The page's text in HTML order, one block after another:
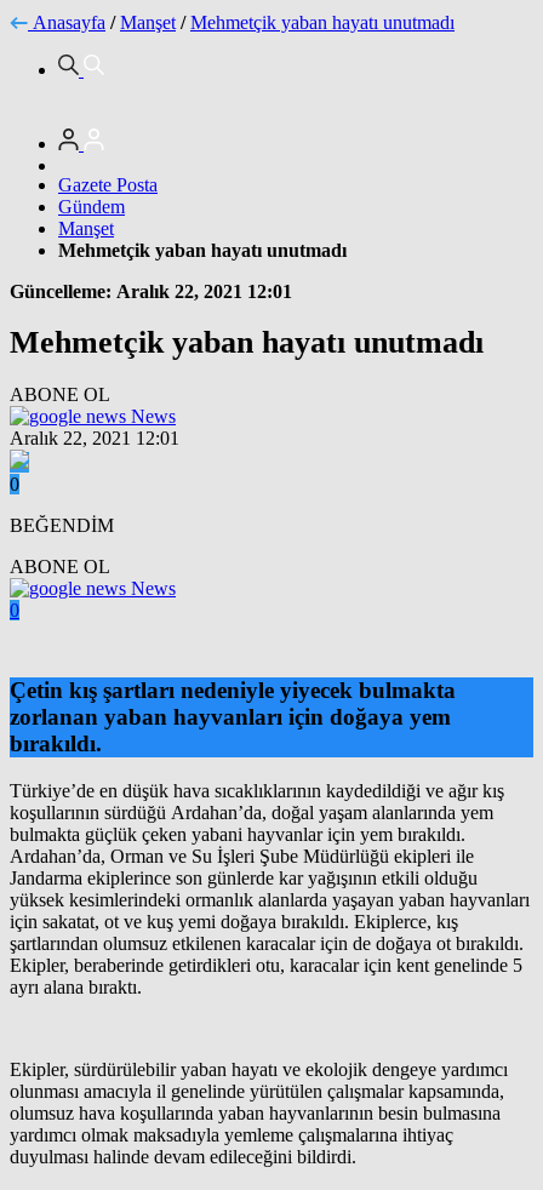
Anasayfa / Manşet / Mehmetçik yaban hayatı unutmadı
Gazete Posta
Gündem
Manşet
Mehmetçik yaban hayatı unutmadı
Güncelleme: Aralık 22, 2021 12:01
Mehmetçik yaban hayatı unutmadı
ABONE OL
News
Aralık 22, 2021 12:01
0
BEĞENDİM
ABONE OL
News
0
Çetin kış şartları nedeniyle yiyecek bulmakta
zorlanan yaban hayvanları için doğaya yem
bırakıldı.
Türkiye’de en düşük hava sıcaklıklarının kaydedildiği ve ağır kış
koşullarının sürdüğü Ardahan’da, doğal yaşam alanlarında yem
bulmakta güçlük çeken yabani hayvanlar için yem bırakıldı.
Ardahan’da, Orman ve Su İşleri Şube Müdürlüğü ekipleri ile
Jandarma ekiplerince son günlerde kar yağışının etkili olduğu
yüksek kesimlerindeki ormanlık alanlarda yaşayan yaban hayvanları
için sakatat, ot ve kuş yemi doğaya bırakıldı. Ekiplerce, kış
şartlarından olumsuz etkilenen karacalar için de doğaya ot bırakıldı.
Ekipler, beraberinde getirdikleri otu, karacalar için kent genelinde 5
ayrı alana bıraktı.
Ekipler, sürdürülebilir yaban hayatı ve ekolojik dengeye yardımcı
olunması amacıyla il genelinde yürütülen çalışmalar kapsamında,
olumsuz hava koşullarında yaban hayvanlarının besin bulmasına
yardımcı olmak maksadıyla yemleme çalışmalarına ihtiyaç
duyulması halinde devam edileceğini bildirdi.